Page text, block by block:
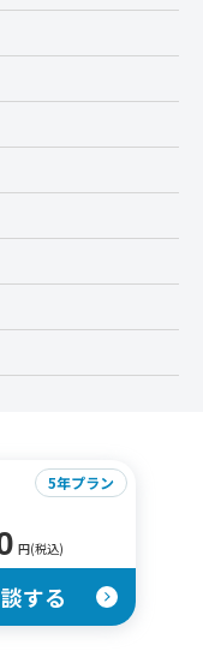
円(税込)
5年プラン
する